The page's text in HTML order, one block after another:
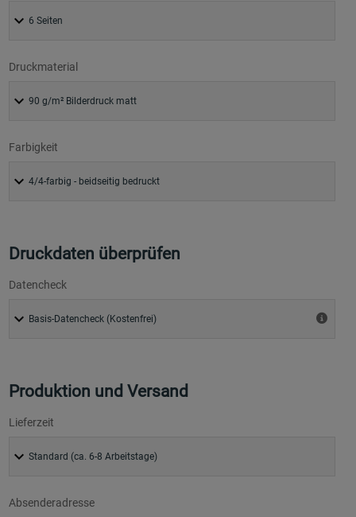
Druckmaterial
Farbigkeit
Druckdaten überprüfen
Datencheck
Produktion und Versand
Lieferzeit
Absenderadresse